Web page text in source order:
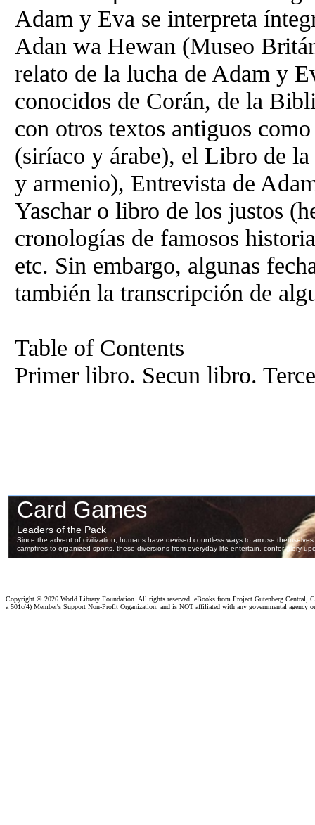
Adam y Eva se interpreta
Adan wa Hewan (Museo
relato de la lucha de Adam y
conocidos de Corán, de la
con otros textos antiguos
(siríaco y árabe), el Libro de
y armenio), Entrevista de
Yaschar o libro de los justos
cronologías de famosos
etc. Sin embargo, algunas
también la transcripción de
Table of Contents
Primer libro. Secun libro.
Copyright © 2026 World Library Foundation. All rights reserved. eBooks from Project Gutenberg Central,
a 501c(4) Member's Support Non-Profit Organization, and is NOT affiliated with any governmental agency